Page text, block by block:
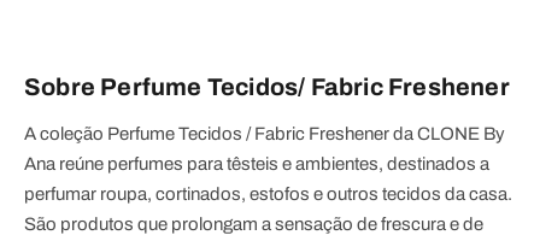
Sobre Perfume Tecidos/ Fabric Freshener
A coleção Perfume Tecidos / Fabric Freshener da CLONE By
Ana reúne perfumes para têsteis e ambientes, destinados a
perfumar roupa, cortinados, estofos e outros tecidos da casa.
São produtos que prolongam a sensação de frescura e de